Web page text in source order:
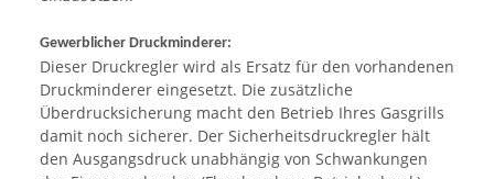
Gewerblicher Druckminderer:
Dieser Druckregler wird als Ersatz für den vorhandenen
Druckminderer eingesetzt. Die zusätzliche
Überdrucksicherung macht den Betrieb Ihres Gasgrills
damit noch sicherer. Der Sicherheitsdruckregler hält
den Ausgangsdruck unabhängig von Schwankungen